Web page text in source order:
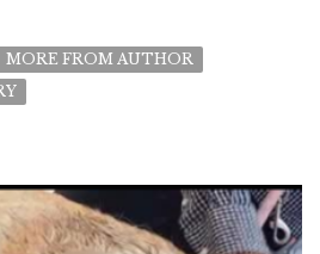
MORE FROM AUTHOR